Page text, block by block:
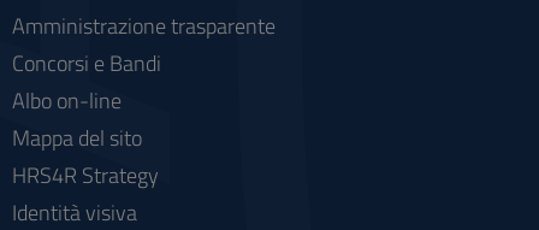
Amministrazione trasparente
Concorsi e Bandi
Albo on-line
Mappa del sito
HRS4R Strategy
Identità visiva